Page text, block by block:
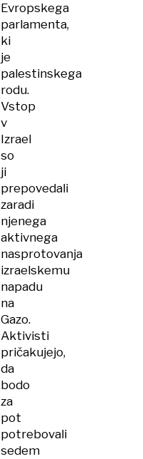
Evropskega
parlamenta,
ki
je
palestinskega
rodu.
Vstop
v
Izrael
so
ji
prepovedali
zaradi
njenega
aktivnega
nasprotovanja
izraelskemu
napadu
na
Gazo.
Aktivisti
pričakujejo,
da
bodo
za
pot
potrebovali
sedem